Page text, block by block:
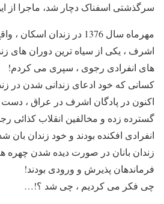
سرگذشتی اسفناک دچار شد، ماجرا از
مهرماه سال 1376 در زندان
اشرف ، یکی از سیاه ترین دوران های
های انفرادی رجوی ، سپری می کردم!
کسانی که خود ادعای زندانی شدن در
اکنون در پادگان اشرف در عراق ،
گسترده زده و مخالفین انقلاب کذائی
انفرادی افکنده بودند و خود زندان بان
زندان بانان در صورت دیده شدن چهره
فرماندهان پذیرش و ورودی بودند!
چی فکر می کردیم ، چی شد ؟!…